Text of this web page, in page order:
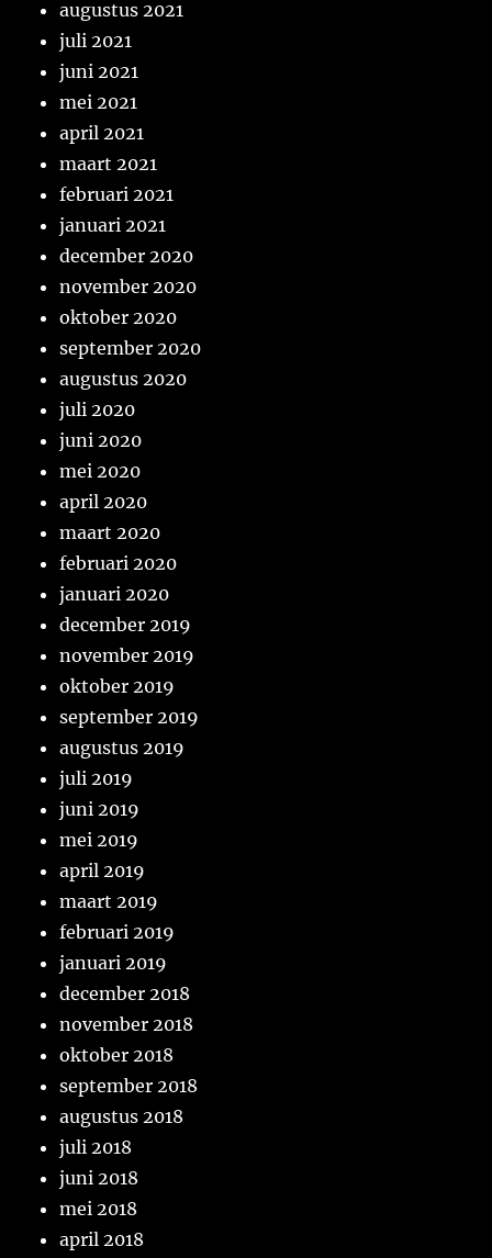
augustus 2021
juli 2021
juni 2021
mei 2021
april 2021
maart 2021
februari 2021
januari 2021
december 2020
november 2020
oktober 2020
september 2020
augustus 2020
juli 2020
juni 2020
mei 2020
april 2020
maart 2020
februari 2020
januari 2020
december 2019
november 2019
oktober 2019
september 2019
augustus 2019
juli 2019
juni 2019
mei 2019
april 2019
maart 2019
februari 2019
januari 2019
december 2018
november 2018
oktober 2018
september 2018
augustus 2018
juli 2018
juni 2018
mei 2018
april 2018